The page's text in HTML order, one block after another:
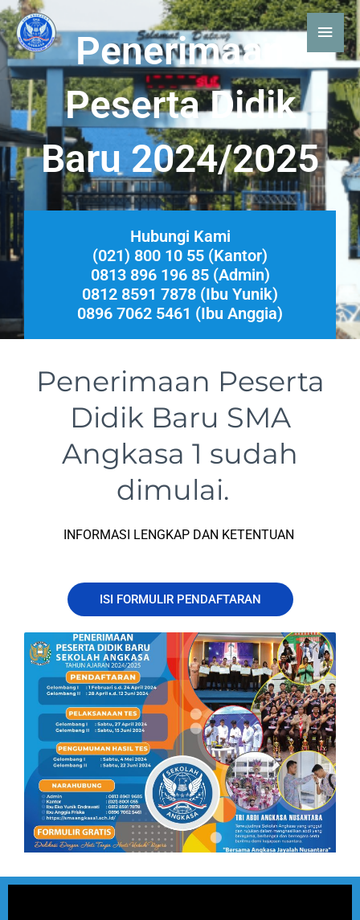
Skip
to
content
Penerimaan
Peserta Didik
Baru 2024/2025
Hubungi Kami
(021) 800 10 55 (Kantor)
0813 896 196 85 (Admin)
0812 8591 7878 (Ibu Yunik)
0896 7062 5461 (Ibu Anggia)
Penerimaan Peserta
Didik Baru SMA
Angkasa 1 sudah
dimulai.
INFORMASI LENGKAP DAN KETENTUAN
ISI FORMULIR PENDAFTARAN